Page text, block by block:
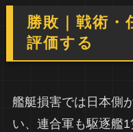
勝敗｜戦術・
評価する
艦艇損害では日本側
い、連合軍も駆逐艦